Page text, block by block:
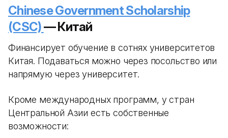
Chinese Government Scholarship
(CSC)— Китай
Финансирует обучение в сотнях университетов
Китая. Подаваться можно через посольство или
напрямую через университет.
Кроме международных программ, у стран
Центральной Азии есть собственные
возможности: